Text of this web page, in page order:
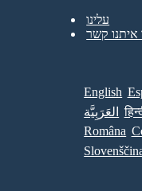
עלינו
איתנו קשר
English
العَرَبِيَّة
Româna